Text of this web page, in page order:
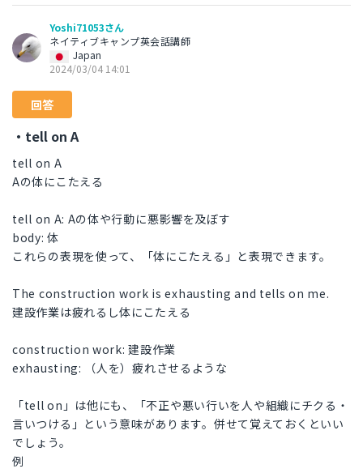
Yoshi71053さん
ネイティブキャンプ英会話講師
Japan
2024/03/04 14:01
回答
・tell on A
tell on A
Aの体にこたえる
tell on A: Aの体や行動に悪影響を及ぼす
body: 体
これらの表現を使って、「体にこたえる」と表現できます。
The construction work is exhausting and tells on me.
建設作業は疲れるし体にこたえる
construction work: 建設作業
exhausting: （人を）疲れさせるような
「tell on」は他にも、「不正や悪い行いを人や組織にチクる・
言いつける」という意味があります。併せて覚えておくといい
でしょう。
例